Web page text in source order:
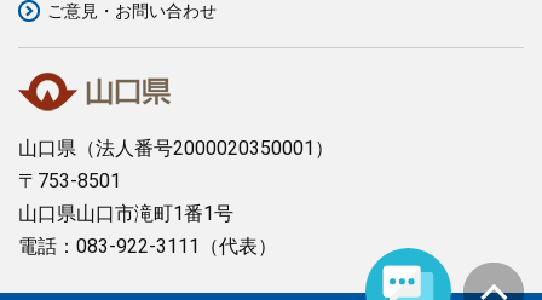
山口県 （法人番号2000020350001）
〒753-8501
山口県山口市滝町1番1号
電話：083-922-3111（代表）
ご意見・お問い合わせ